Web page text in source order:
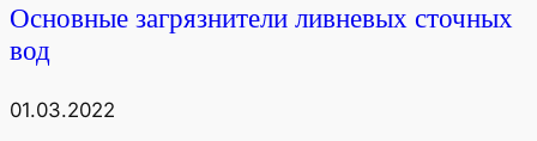
Основные загрязнители ливневых сточных
вод
01.03.2022